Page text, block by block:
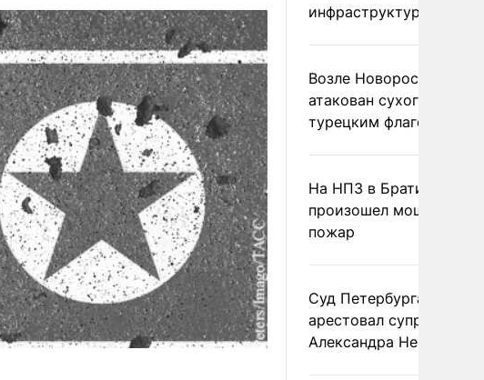
инфраструктуры
Возле Новороссийска
атакован сухогруз под
турецким флагом
На НПЗ в Братиславе
произошел мощный
пожар
Суд Петербурга заочно
арестовал супругу
Александра Невзорова